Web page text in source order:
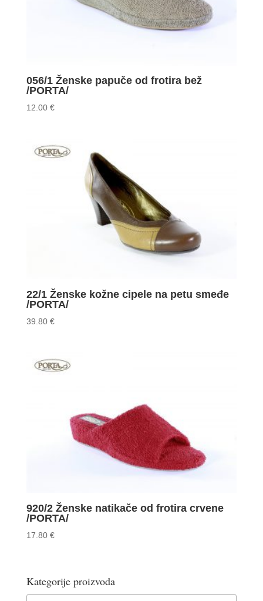
056/1 Ženske papuče od frotira bež
/PORTA/
12.00 €
22/1 Ženske kožne cipele na petu smeđe
/PORTA/
39.80 €
920/2 Ženske natikače od frotira crvene
/PORTA/
17.80 €
Kategorije proizvoda